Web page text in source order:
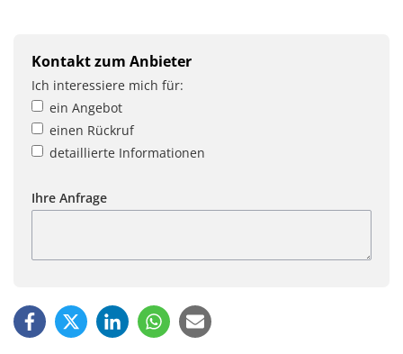
Kontakt zum Anbieter
Ich interessiere mich für:
ein Angebot
einen Rückruf
detaillierte Informationen
Ihre Anfrage